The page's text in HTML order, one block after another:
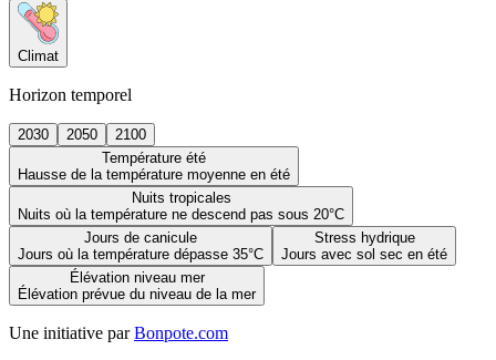
Climat
Horizon temporel
2030 2050
2100
Température été
Hausse de la température moyenne en été
Nuits tropicales
Nuits où la température ne descend pas sous 20°C
Jours de canicule
Jours où la température dépasse 35°C
Stress hydrique
Jours avec sol sec en été
Élévation niveau mer
Élévation prévue du niveau de la mer
Une initiative par Bonpote.com